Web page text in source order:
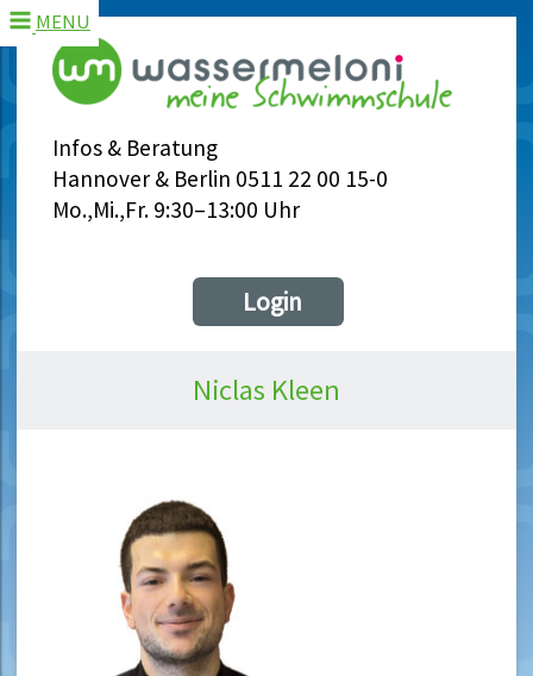
Infos & Beratung
Hannover & Berlin 0511 22 00 15-0
Mo.,Mi.,Fr. 9:30–13:00 Uhr
MENU
Login
Niclas Kleen